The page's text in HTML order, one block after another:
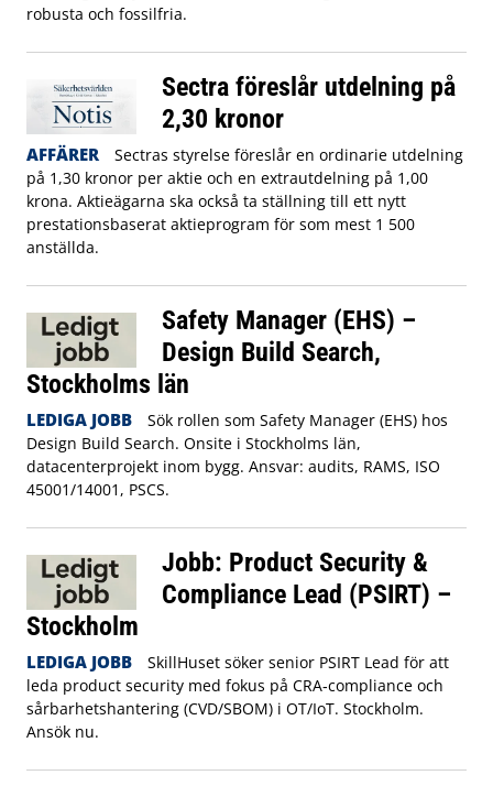
robusta och fossilfria.
Sectra föreslår utdelning på
2,30 kronor
AFFÄRER
Sectras styrelse föreslår en ordinarie utdelning
på 1,30 kronor per aktie och en extrautdelning på 1,00
krona. Aktieägarna ska också ta ställning till ett nytt
prestationsbaserat aktieprogram för som mest 1 500
anställda.
Safety Manager (EHS) –
Design Build Search,
Stockholms län
LEDIGA JOBB
Sök rollen som Safety Manager (EHS) hos
Design Build Search. Onsite i Stockholms län,
datacenterprojekt inom bygg. Ansvar: audits, RAMS, ISO
45001/14001, PSCS.
Jobb: Product Security &
Compliance Lead (PSIRT) –
Stockholm
LEDIGA JOBB
SkillHuset söker senior PSIRT Lead för att
leda product security med fokus på CRA‑compliance och
sårbarhetshantering (CVD/SBOM) i OT/IoT. Stockholm.
Ansök nu.